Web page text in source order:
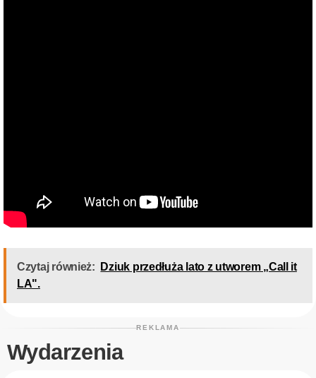
Czytaj również:
Dziuk przedłuża lato z utworem „Call it
LA".
REKLAMA
Wydarzenia